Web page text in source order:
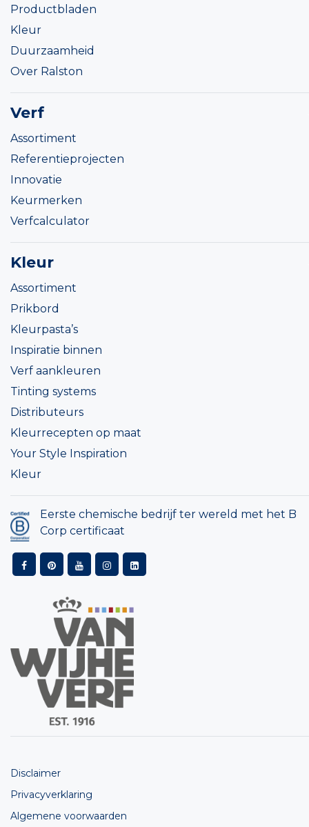
Productbladen
Kleur
Duurzaamheid
Over Ralston
Verf
Assortiment
Referentieprojecten
Innovatie
Keurmerken
Verfcalculator
Kleur
Assortiment
Prikbord
Kleurpasta’s
Inspiratie binnen
Verf aankleuren
Tinting systems
Distributeurs
Kleurrecepten op maat
Your Style Inspiration
Kleur
Eerste chemische bedrijf ter wereld met het B
Corp certificaat
Disclaimer
Privacyverklaring
Algemene voorwaarden